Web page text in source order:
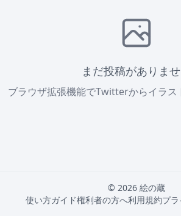
まだ投稿がありま
ブラウザ拡張機能でTwitterからイラス
© 2026 絵の蔵
使い方ガイド権利者の方へ利用規約プ